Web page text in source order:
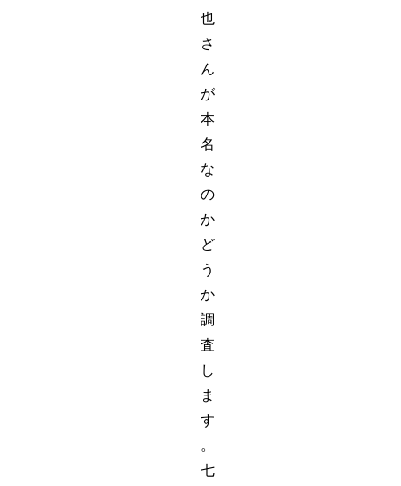
也
さ
ん
が
本
名
な
の
か
ど
う
か
調
査
し
ま
す
。
七